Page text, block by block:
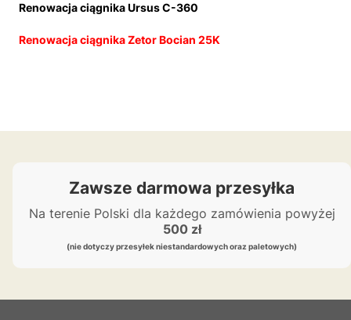
Renowacja ciągnika Ursus C-360
Renowacja ciągnika Zetor Bocian 25K
Zawsze darmowa przesyłka
Na terenie Polski dla każdego zamówienia powyżej
500 zł
(nie dotyczy przesyłek niestandardowych oraz paletowych)